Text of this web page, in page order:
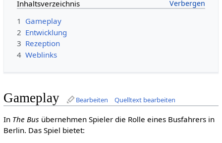
Inhaltsverzeichnis
1 Gameplay
2 Entwicklung
3 Rezeption
4 Weblinks
Gameplay Bearbeiten Quelltext bearbeiten
In The Bus übernehmen Spieler die Rolle eines Busfahrers in
Berlin. Das Spiel bietet: